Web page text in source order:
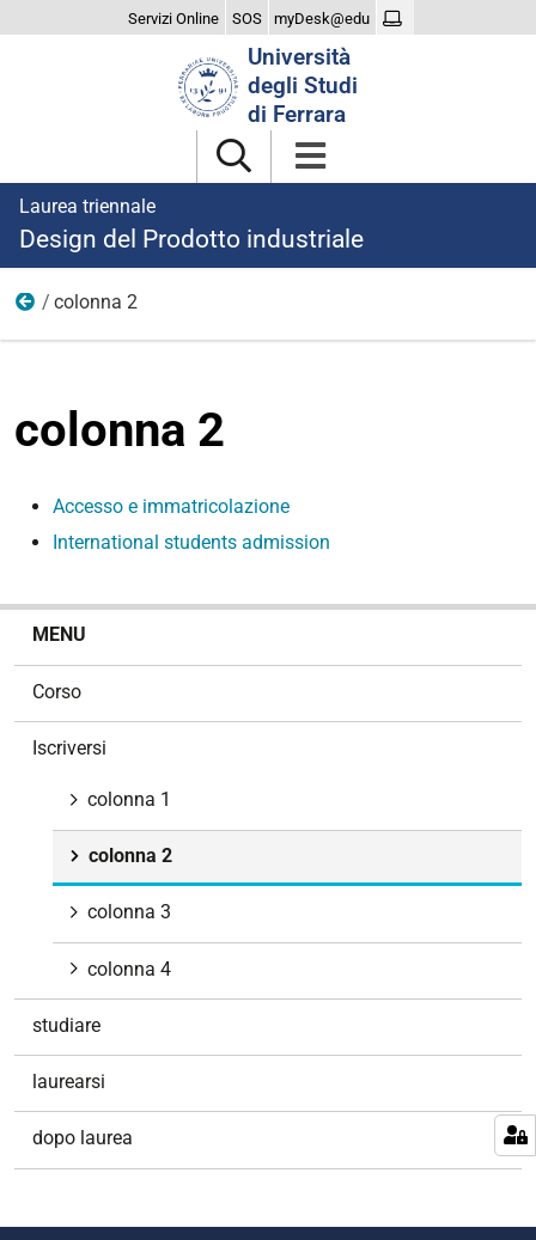
Servizi Online SOS myDesk@edu
Università
degli Studi
di Ferrara
Laurea triennale
Design del Prodotto industriale
Iscriversi
colonna 2
colonna 2
Accesso e immatricolazione
International students admission
MENU
Corso
Iscriversi
colonna 1
colonna 2
colonna 3
colonna 4
studiare
laurearsi
dopo laurea